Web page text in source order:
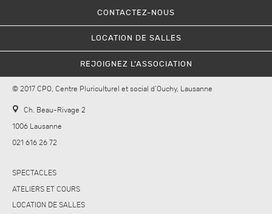
CONTACTEZ-NOUS
LOCATION DE SALLES
REJOIGNEZ L’ASSOCIATION
© 2017 CPO, Centre Pluriculturel et social d’Ouchy, Lausanne
Ch. Beau-Rivage 2
1006 Lausanne
021 616 26 72
SPECTACLES
ATELIERS ET COURS
LOCATION DE SALLES